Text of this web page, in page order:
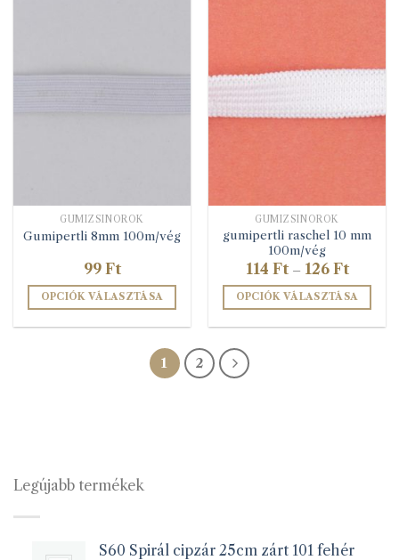
A
GUMIZSINÓROK
Gumipertli 8mm 100m/vég
99 Ft
OPCIÓK VÁLASZTÁSA
terméknek
termékoldalon
GUMIZSINÓROK
gumipertli raschel 10 mm
100m/vég
114 Ft – 126 Ft
114 Ft
-
126 Ft
OPCIÓK VÁLASZTÁSA
1 2
Legújabb termékek
S60 Spirál cipzár 25cm zárt 101 fehér